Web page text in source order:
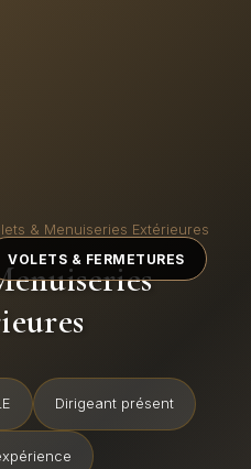
& Menuiseries Extérieures
Dirigeant présent
VOLETS & FERMETURES